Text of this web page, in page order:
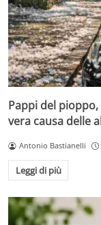
Pappi del
vera causa delle
Antonio Bastianelli
Leggi di più